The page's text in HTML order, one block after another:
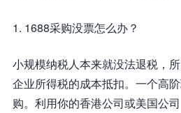
1. 1688采购没票怎么办？
小规模纳税人本来就没法退税，
企业所得税的成本抵扣。一个高
购。利用你的香港公司或美国公